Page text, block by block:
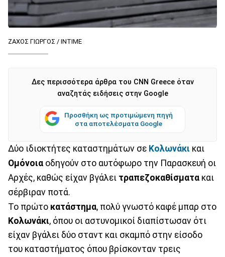
ΖΑΧΟΣ ΓΙΩΡΓΟΣ / ΙΝΤΙΜΕ
Δες περισσότερα άρθρα του CNN Greece όταν
αναζητάς ειδήσεις στην Google
Προσθήκη ως προτιμώμενη πηγή
στα αποτελέσματα Google
Δύο ιδιοκτήτες καταστημάτων σε Κολωνάκι και
Ομόνοια οδηγούν στο αυτόφωρο την Παρασκευή οι
Αρχές, καθώς είχαν βγάλει τραπεζοκαθίσματα και
σέρβιραν ποτά.
Το πρώτο κατάστημα, πολύ γνωστό καφέ μπαρ στο
Κολωνάκι, όπου οι αστυνομικοί διαπίστωσαν ότι
είχαν βγάλει δύο σταντ και σκαμπό στην είσοδο
του καταστήματος όπου βρίσκονταν τρεις